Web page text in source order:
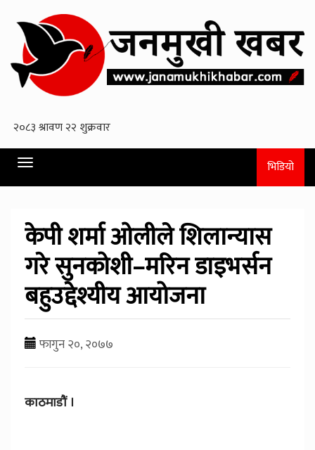
Toggle
navigation
भिडियो
केपी शर्मा ओलीले शिलान्यास
गरे सुनकोशी–मरिन डाइभर्सन
बहुउद्देश्यीय आयोजना
फागुन २०, २०७७
काठमाडौं ।